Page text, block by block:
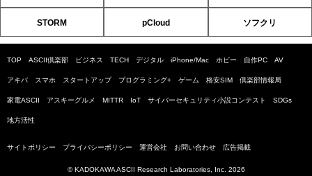
STORM pCloud ソフクリ
TOP ASCII倶楽部 ビジネス TECH デジタル iPhone/Mac ホビー 自作PC AV
アキバ スマホ スタートアップ プログラミング+ ゲーム 格安SIM 倶楽部情報局
家電ASCII アスキーグルメ MITTR IoT サイバーセキュリティ小説コンテスト SDGs
地方活性
サイトポリシー プライバシーポリシー 運営会社 お問い合わせ 広告掲載
© KADOKAWA ASCII Research Laboratories, Inc. 2026